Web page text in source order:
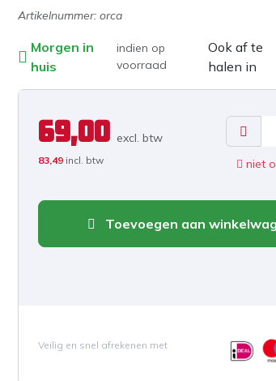
Artikelnummer: orca
Morgen in
huis
indien op
voorraad
Ook af te
halen in
69,00 excl. btw
83,49 incl. btw niet
Toevoegen aan
Veilig en snel afrekenen met